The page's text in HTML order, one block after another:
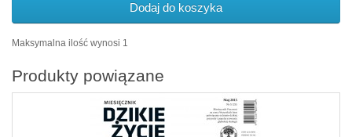
Dodaj do koszyka
Maksymalna ilość wynosi 1
Produkty powiązane